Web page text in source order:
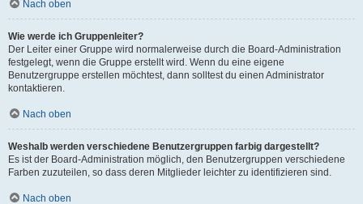
Nach oben
Wie werde ich Gruppenleiter?
Der Leiter einer Gruppe wird normalerweise durch die Board-Administration
festgelegt, wenn die Gruppe erstellt wird. Wenn du eine eigene
Benutzergruppe erstellen möchtest, dann solltest du einen Administrator
kontaktieren.
Nach oben
Weshalb werden verschiedene Benutzergruppen farbig dargestellt?
Es ist der Board-Administration möglich, den Benutzergruppen verschiedene
Farben zuzuteilen, so dass deren Mitglieder leichter zu identifizieren sind.
Nach oben